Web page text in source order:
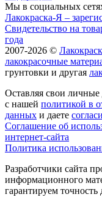
Мы в социальных
Лакокраска-Я –
Свидетельство на
года
2007-2026 ©
лакокрасочные
грунтовки и другая
Оставляя свои
с нашей политикой в
данных и даете
Соглашение об
интернет-сайта
Политика
Разработчики сайта
информационного
гарантируем